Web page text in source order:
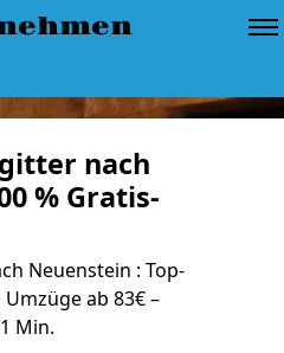
nach
% Gratis-
Neuenstein : Top-
ab 83€ –
Min.